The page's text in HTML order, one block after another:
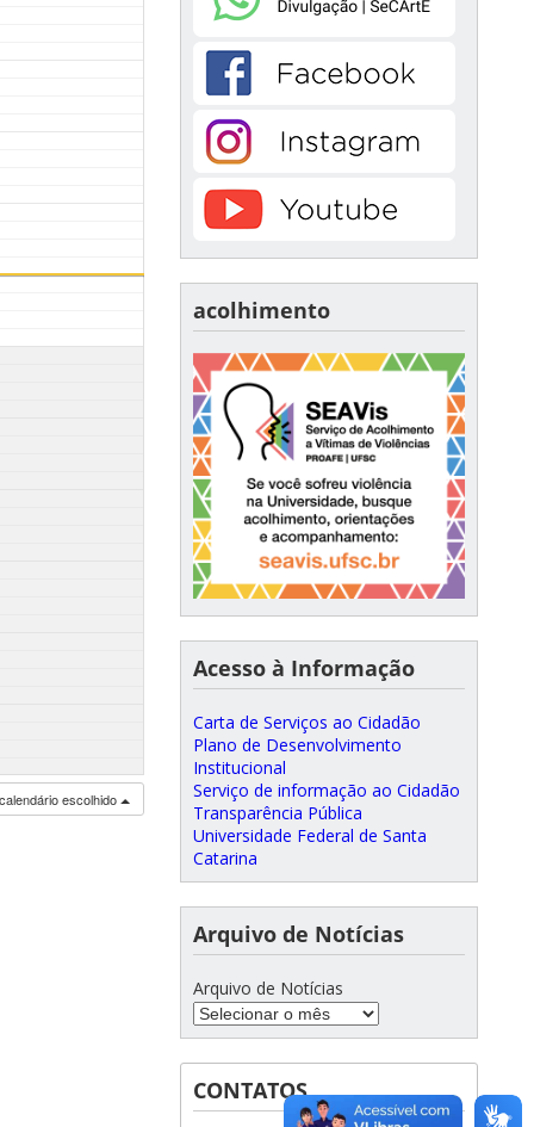
escolhido
acolhimento
Acesso à Informação
Carta de Serviços ao Cidadão
Plano de Desenvolvimento
Institucional
Serviço de informação ao Cidadão
Transparência Pública
Universidade Federal de Santa
Catarina
Arquivo de Notícias
Arquivo de Notícias
CONTATOS